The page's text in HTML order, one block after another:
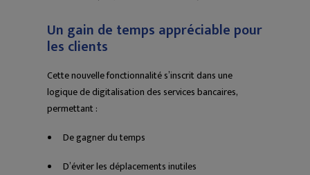
Un gain de temps appréciable pour
les clients
Cette nouvelle fonctionnalité s’inscrit dans une
logique de digitalisation des services bancaires,
permettant :
De gagner du temps
D’éviter les déplacements inutiles